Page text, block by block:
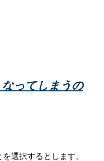
ってしまうの
選択するとします。